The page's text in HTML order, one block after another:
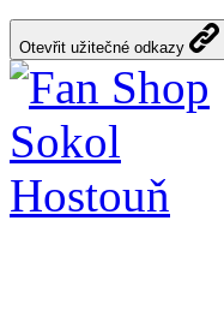
Otevřit užitečné odkazy